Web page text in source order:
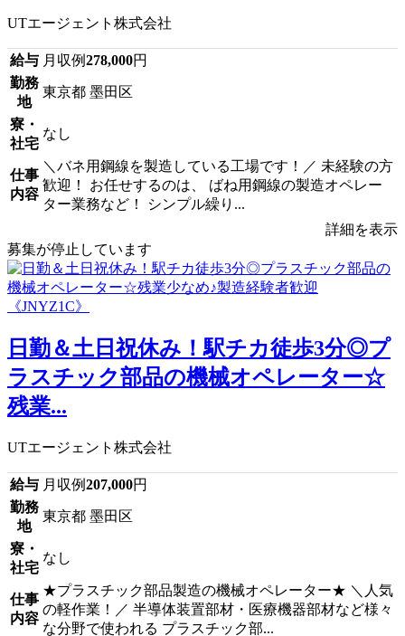
UTエージェント株式会社
給与 月収例278,000円
勤務
地
東京都 墨田区
寮・
社宅
なし
仕事
内容
＼バネ用鋼線を製造している工場です！／ 未経験の方
歓迎！ お任せするのは、 ばね用鋼線の製造オペレー
ター業務など！ シンプル繰り...
詳細を表示
募集が停止しています
日勤＆土日祝休み！駅チカ徒歩3分◎プ
ラスチック部品の機械オペレーター☆
残業...
UTエージェント株式会社
給与 月収例207,000円
勤務
地
東京都 墨田区
寮・
社宅
なし
仕事
内容
★プラスチック部品製造の機械オペレーター★ ＼人気
の軽作業！／ 半導体装置部材・医療機器部材など様々
な分野で使われる プラスチック部...